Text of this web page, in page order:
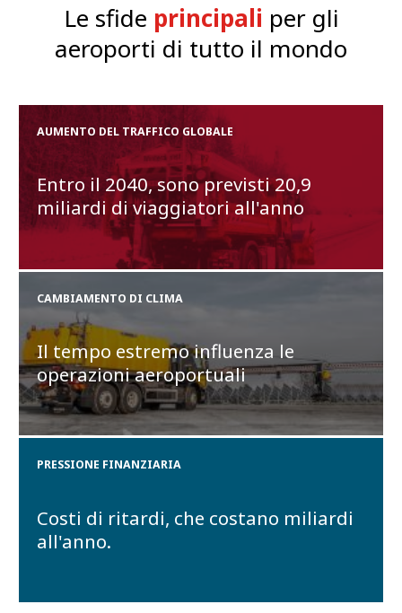
Le sfide principali per gli
aeroporti di tutto il mondo
AUMENTO DEL TRAFFICO GLOBALE
Entro il 2040, sono previsti 20,9
miliardi di viaggiatori all'anno
CAMBIAMENTO DI CLIMA
Il tempo estremo influenza le
operazioni aeroportuali
PRESSIONE FINANZIARIA
Costi di ritardi, che costano miliardi
all'anno.